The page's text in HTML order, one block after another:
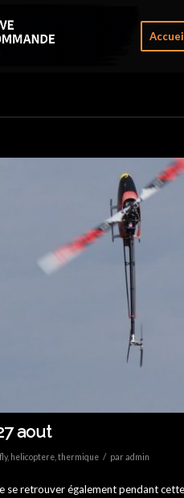
aout
, helicoptere thermique / par admin
retrouver également pendant